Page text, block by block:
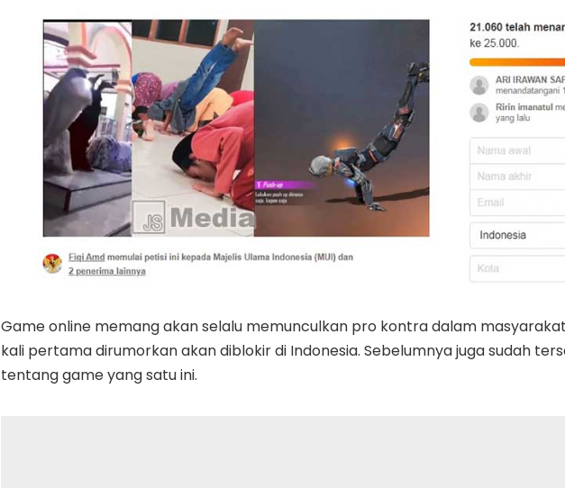
Game online memang akan selalu memunculkan pro kontra dalam
kali pertama dirumorkan akan diblokir di Indonesia. Sebelumnya juga sudah
tentang game yang satu ini.